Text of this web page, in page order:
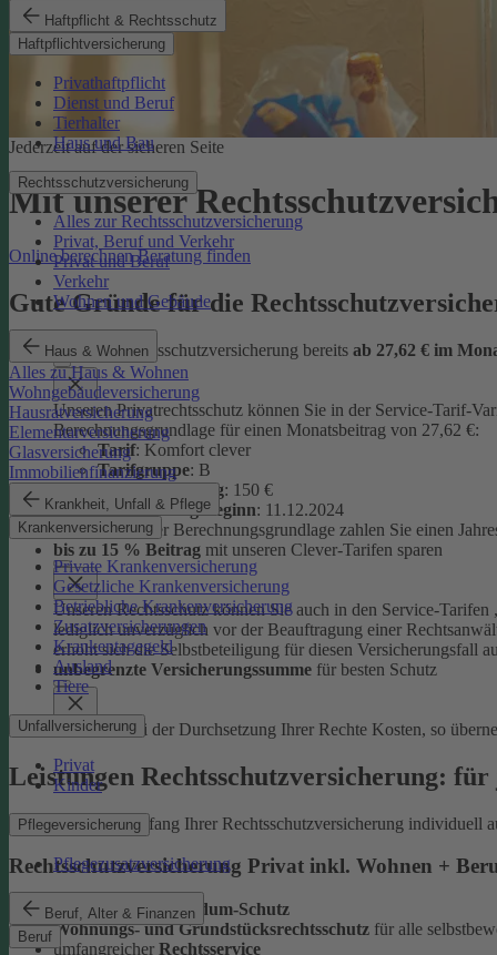
Haftpflicht & Rechtsschutz
Haftpflichtversicherung
Privathaftpflicht
Dienst und Beruf
Tierhalter
Haus und Bau
Rechtsschutzversicherung
Alles zur Rechtsschutzversicherung
Privat, Beruf und Verkehr
Privat und Beruf
Verkehr
Wohnen und Gebäude
Haus & Wohnen
Alles zu Haus & Wohnen
Wohngebäudeversicherung
Hausratversicherung
Elementarversicherung
Glasversicherung
Immobilienfinanzierung
Krankheit, Unfall & Pflege
Krankenversicherung
Private Krankenversicherung
Gesetzliche Krankenversicherung
Betriebliche Krankenversicherung
Zusatzversicherungen
Krankentagegeld
Ausland
Tiere
Unfallversicherung
Privat
Kinder
Pflegeversicherung
Pflegezusatzversicherung
Beruf, Alter & Finanzen
Beruf
Jederzeit auf der sicheren Seite
Mit unserer
Online berechnen Beratung finden
Gute Gründe für die
günstige Rechtsschutzversicherung bereits ab 27,62 € im
Unseren Privatrechtsschutz können Sie in der Service-Tarif-
Berechnungsgrundlage für einen Monatsbeitrag von 27,62 €:
Tarif: Komfort clever
Tarifgruppe: B
Selbstbeteiligung: 150 €
Versicherungsbeginn: 11.12.2024
Auf Basis dieser Berechnungsgrundlage zahlen Sie einen
bis zu 15 % Beitrag mit unseren Clever-Tarifen sparen
Unseren Rechtsschutz können Sie auch in den Service-
lediglich unverzüglich vor der Beauftragung einer
erhöht sich die Selbstbeteiligung für diesen Versicherungsfall
unbegrenzte Versicherungssumme für besten Schutz
Entstehen bei der Durchsetzung Ihrer Rechte Kosten, so
Leistungen Rechtsschutzversicherung:
Sie können den Umfang Ihrer Rechtsschutzversicherung
Rechtsschutzversicherung Privat inkl. Wohnen +
leistungsstarkerRundum-Schutz
Wohnungs- und Grundstücksrechtsschutz für alle
umfangreicher Rechtsservice